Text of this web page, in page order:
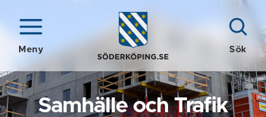
Meny Sök
Samhälle och Trafik